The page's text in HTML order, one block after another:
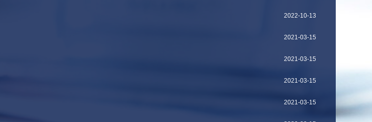
2022-10-13
2021-03-15
2021-03-15
2021-03-15
2021-03-15